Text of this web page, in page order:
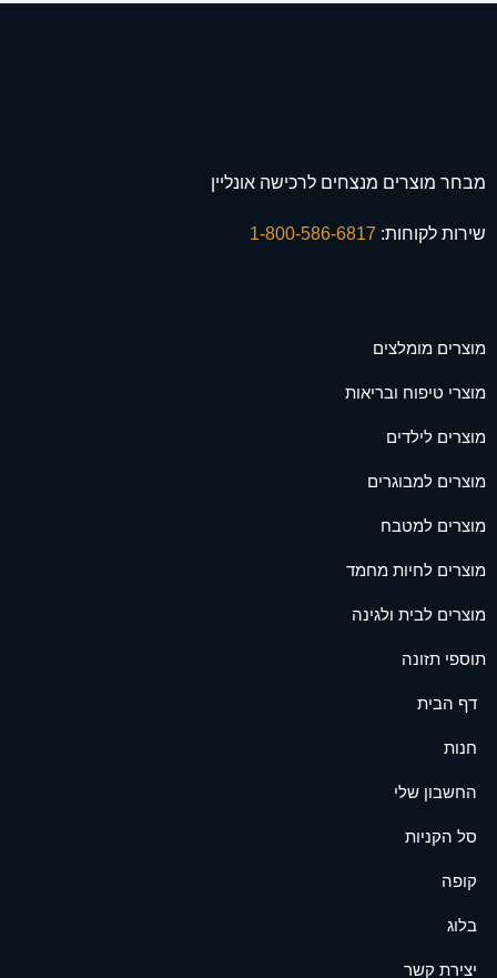
מבחר מוצרים מנצחים לרכישה אונליין
שירות לקוחות:
מוצרים מומלצים
מוצרי טיפוח ובריאות
מוצרים לילדים
מוצרים למבוגרים
מוצרים למטבח
מוצרים לחיות מחמד
מוצרים לבית ולגינה
תוספי תזונה
דף הבית
חנות
החשבון שלי
סל הקניות
קופה
בלוג
יצירת קשר